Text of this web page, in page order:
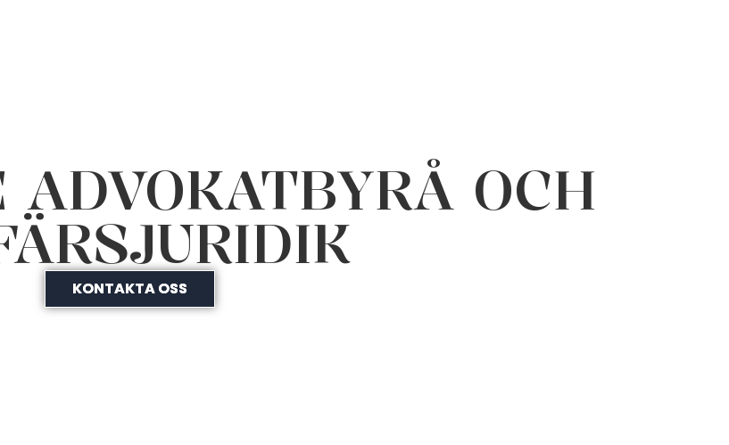
ADVOKATBYRÅ OCH
KONTAKTA OSS